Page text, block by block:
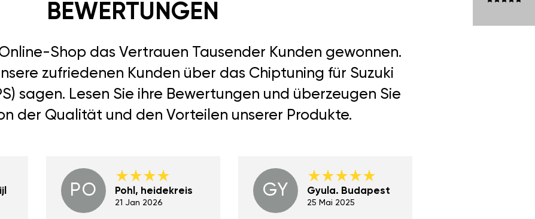
BEWERTUNGEN
Shop das Vertrauen Tausender Kunden gewonnen.
zufriedenen Kunden über das Chiptuning für Suzuki
sagen. Lesen Sie ihre Bewertungen und überzeugen Sie
der Qualität und den Vorteilen unserer Produkte.
PO Pohl, heidekreis
21 Jan 2026
GY Gyula. Budapest
25 Mai 2025